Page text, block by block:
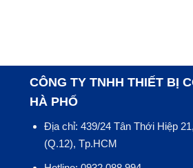
CÔNG TY TNHH THIẾT BỊ
HÀ PHỐ
Địa chỉ: 439/24 Tân Thới Hiệp
(Q.12), Tp.HCM